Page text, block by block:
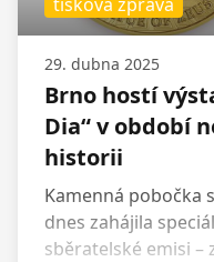
29. dubna 2025
Brno hostí
Dia“ v období
historii
Kamenná pobočka
dnes zahájila
sběratelské emisi –